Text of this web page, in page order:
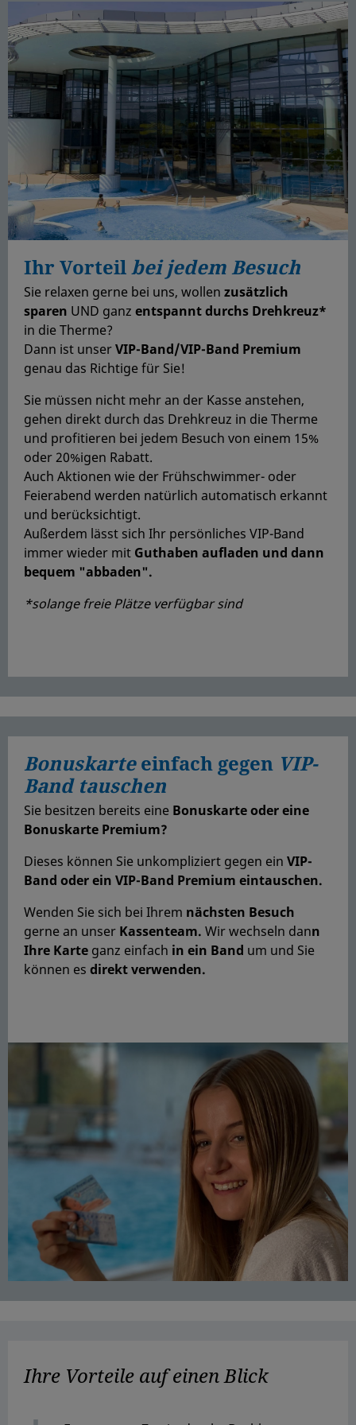
Ihr Vorteilbei jedem Besuch
Sie relaxen gerne bei uns, wollen zusätzlich
sparen UND ganz entspannt durchs Drehkreuz*
in die Therme?
Dann ist unserVIP-Band/VIP-Band Premium
genau das Richtige für Sie!
Sie müssen nicht mehr an der Kasse anstehen,
gehen direkt durch das Drehkreuz in die Therme
und profitieren bei jedem Besuch von einem 15%
oder 20%igen Rabatt.
Auch Aktionen wie der Frühschwimmer- oder
Feierabend werden natürlich automatisch erkannt
und berücksichtigt.
Außerdem lässt sich Ihr persönliches VIP-Band
immer wieder mit Guthaben aufladen und dann
bequem "abbaden".
*solange freie Plätze verfügbar sind
Bonuskarteeinfach gegen VIP-
Band tauschen
Sie besitzen bereits eine Bonuskarte oder eine
Bonuskarte Premium?
Dieses können Sie unkompliziert gegen ein VIP-
Band oder ein VIP-Band Premium eintauschen.
Wenden Sie sich bei Ihrem nächsten Besuch
gerne an unser Kassenteam. Wir wechseln dann
Ihre Karte ganz einfach in ein Band um und Sie
können es direkt verwenden.
Ihre Vorteile auf einen Blick